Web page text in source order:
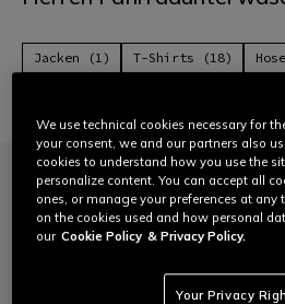
Jacken (1) T-Shirts (18)
Filtern und sortieren
We use technical cookies necessary for
your consent, we and our partners also
cookies to understand how you use the
personalize content. You can accept all
ones, or manage your preferences at
on the cookies used and how personal
our Cookie Policy & Privacy Policy.
Your Privacy